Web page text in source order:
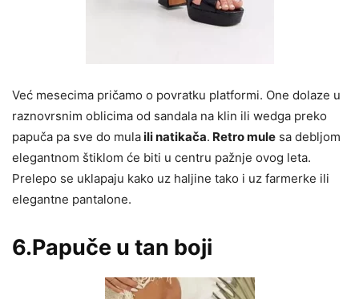
Već mesecima pričamo o povratku platformi. One dolaze u
raznovrsnim oblicima od sandala na klin ili wedga preko
papuča pa sve do mulaili natikača. Retro mule sa debljom
elegantnom štiklom će biti u centru pažnje ovog leta.
Prelepo se uklapaju kako uz haljine tako i uz farmerke ili
elegantne pantalone.
6.Papuče u tan boji